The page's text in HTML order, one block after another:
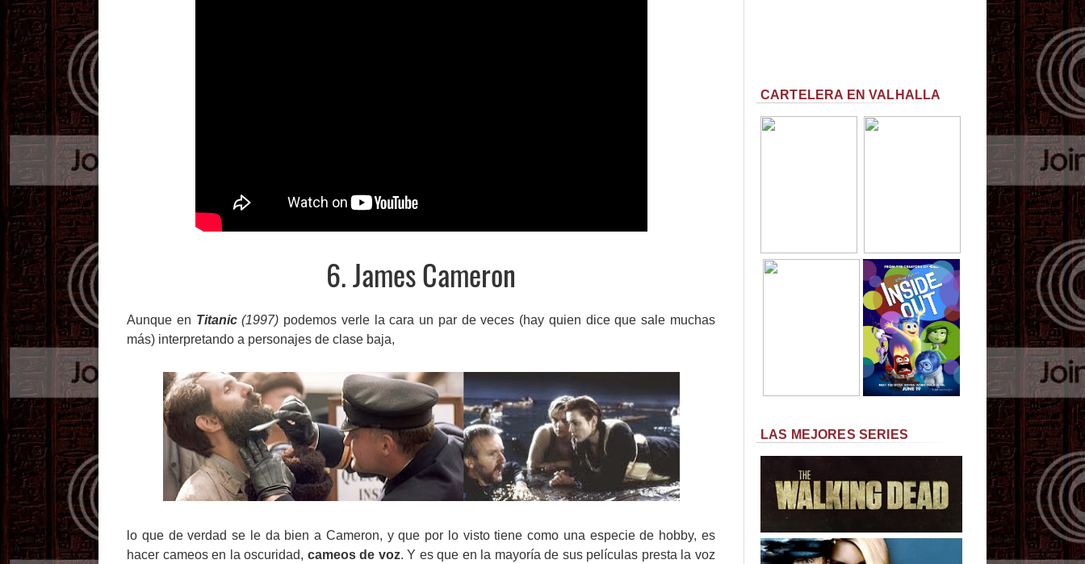
6. James Cameron
Aunque en Titanic(1997) podemos verle la cara un par de veces (hay quien dice que sale muchas
más) interpretando a personajes de clase baja,
lo que de verdad se le da bien a Cameron, y que por lo visto tiene como una especie de hobby, es
hacer cameos en la oscuridad, cameos de voz. Y es que en la mayoría de sus películas presta la voz
CARTELERA EN VALHALLA
LAS MEJORES SERIES